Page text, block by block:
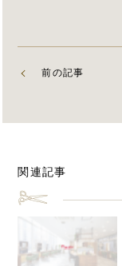
前の記事
関連記事